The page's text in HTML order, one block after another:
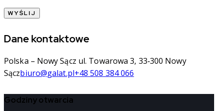
Dane kontaktowe
Polska – Nowy Sącz ul. Towarowa 3, 33‑300 Nowy
Sączbiuro@galat.pl+48 508 384 066
Godziny otwarcia